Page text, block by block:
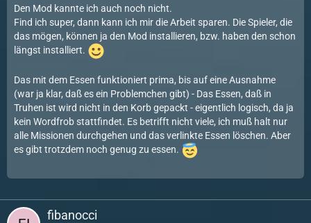
Den Mod kannte ich auch noch nicht.
Find ich super, dann kann ich mir die Arbeit sparen. Die Spieler, die
das mögen, können ja den Mod installieren, bzw. haben den schon
längst installiert.
Das mit dem Essen funktioniert prima, bis auf eine Ausnahme
(war ja klar, daß es ein Problemchen gibt) - Das Essen, daß in
Truhen ist wird nicht in den Korb gepackt - eigentlich logisch, da ja
kein Wordfrob stattfindet. Es betrifft nicht viele, ich muß halt nur
alle Missionen durchgehen und das verlinkte Essen löschen. Aber
es gibt trotzdem noch genug zu essen.
fibanocci